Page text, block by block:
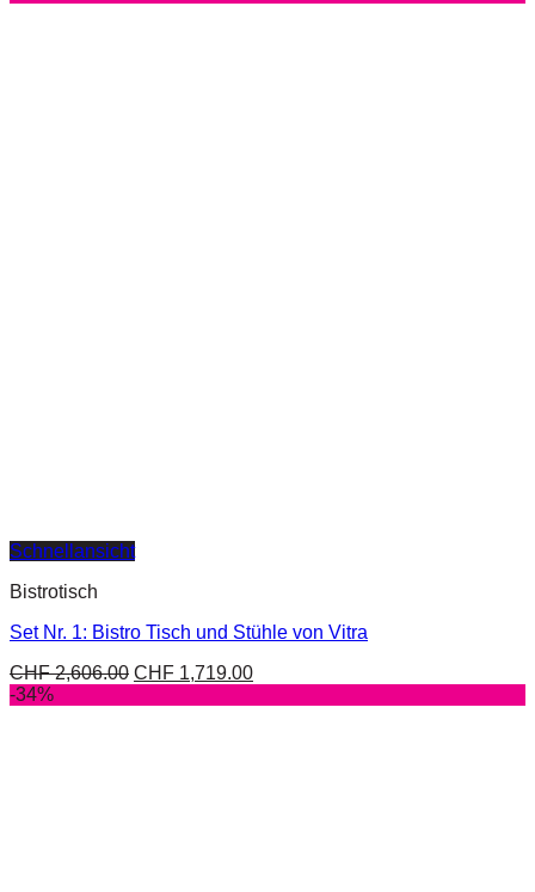
Schnellansicht
Bistrotisch
Set Nr. 1: Bistro Tisch und Stühle von Vitra
CHF2,606.00 CHF 1,719.00
-34%